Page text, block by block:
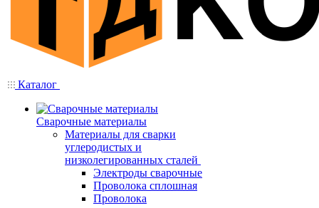
Каталог
Сварочные материалы
Материалы для сварки
углеродистых и
низколегированных сталей
Электроды сварочные
Проволока сплошная
Проволока